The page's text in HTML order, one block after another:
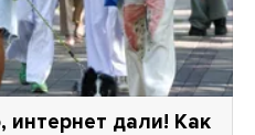
дали! Как